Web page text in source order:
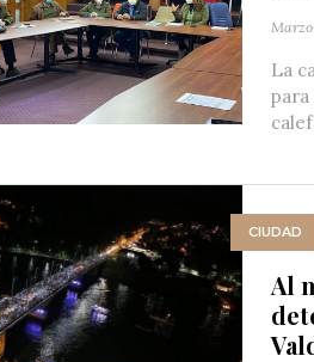
Marzo
La
para
CIUDAD
Al